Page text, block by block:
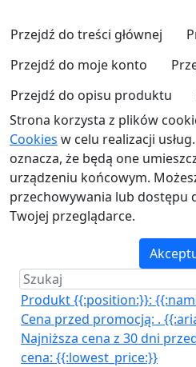
Przejdź do treści głównej
Przejdź do moje konto
Przejdź do opisu produktu
Strona korzysta z plików
Cookies w celu realizacji
oznacza, że będą one
urządzeniu końcowym.
przechowywania lub dostępu
Twojej przeglądarce.
Produkt {{:position:}}:
Cena przed promocją: .
Najniższa cena z 30 dni
cena: {{:lowest_price:}}